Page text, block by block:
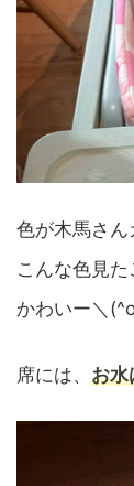
色が木馬さん
こんな色見た
かわいー＼
席には、 お水